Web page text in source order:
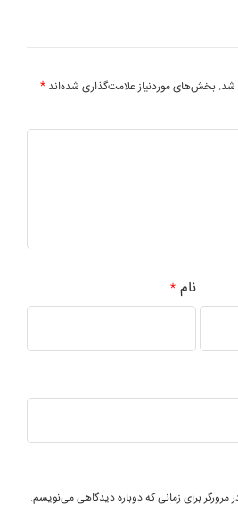
شد. بخش‌های موردنیاز علامت‌گذاری شده‌اند *
نام *
مرورگر برای زمانی که دوباره دیدگاهی می‌نویسم.